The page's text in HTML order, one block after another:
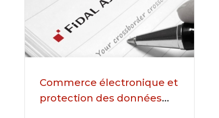
Commerce électronique et
protection des données